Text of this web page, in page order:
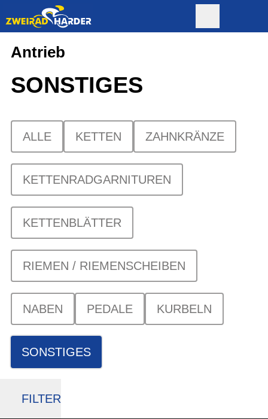
Antrieb
SONSTIGES
ALLE KETTEN ZAHNKRÄNZE
KETTENRADGARNITUREN
KETTENBLÄTTER
RIEMEN / RIEMENSCHEIBEN
NABEN PEDALE KURBELN
SONSTIGES
FILTER